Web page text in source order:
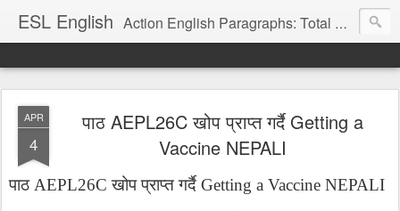
ESL English Action English Paragraphs: Total Physical Response (TPR) Paragraphs for the High School and Adult Language Student
APR
4
पाठ AEPL26C खोप प्राप्त गर्दै Getting a
Vaccine NEPALI
पाठAEPL26Cखोप प्राप्त गर्दै Getting a Vaccine NEPALI